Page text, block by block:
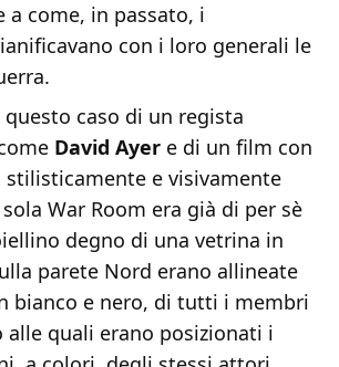
a come, in passato, i
con i loro generali le
caso di un regista
David Ayer e di un film con
e visivamente
War Room era già di per sè
degno di una vetrina in
parete Nord erano allineate
bianco e nero, di tutti i membri
alle quali erano posizionati i